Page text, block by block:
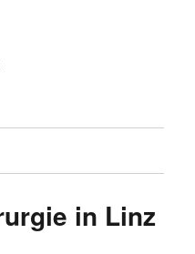
in Linz